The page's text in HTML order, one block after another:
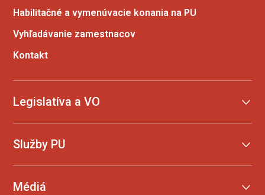
Habilitačné a vymenúvacie konania na PU
Vyhľadávanie zamestnacov
Kontakt
Legislatíva a VO
Služby PU
Médiá